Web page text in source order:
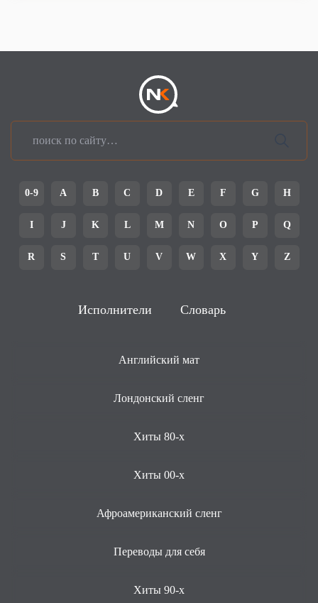
0-9 A B C D E F G H
I J K L M N O P Q
R S T U V W X Y Z
Исполнители Словарь
Английский мат
Лондонский сленг
Хиты 80-х
Хиты 00-х
Афроамериканский сленг
Переводы для себя
Хиты 90-х